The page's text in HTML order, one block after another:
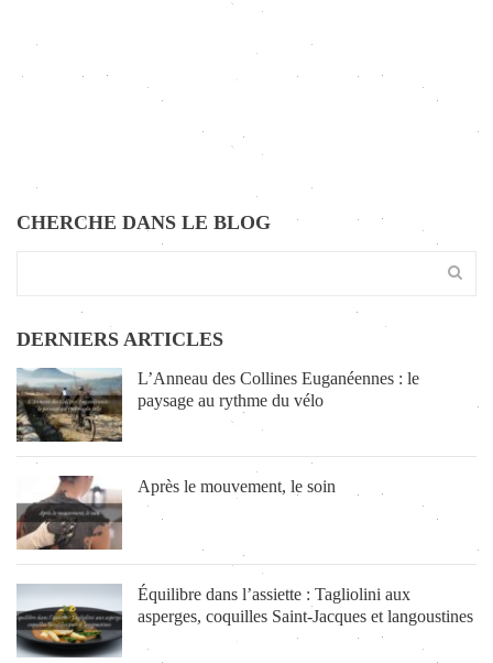
CHERCHE DANS LE BLOG
DERNIERS ARTICLES
L’Anneau des Collines Euganéennes : le
paysage au rythme du vélo
Après le mouvement, le soin
Équilibre dans l’assiette : Tagliolini aux
asperges, coquilles Saint-Jacques et langoustines